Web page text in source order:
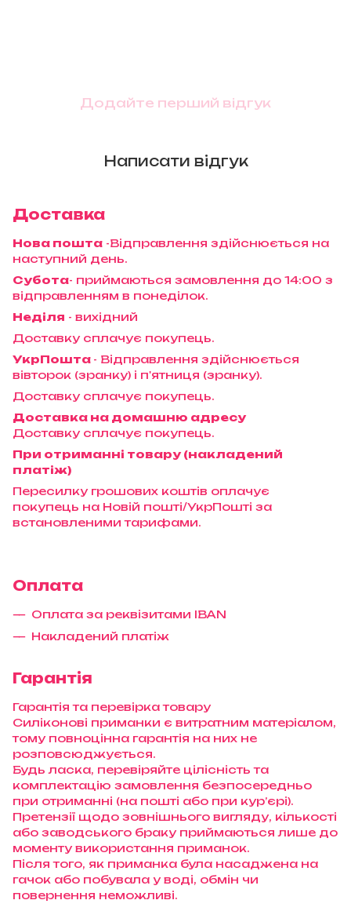
Додайте перший відгук
Написати відгук
Доставка
Нова пошта -Відправлення здійснюється на
наступний день.
Субота- приймаються замовлення до 14:00 з
відправленням в понеділок.
Неділя - вихідний
Доставку сплачує покупець.
УкрПошта - Відправлення здійснюється
вівторок (зранку) і п'ятниця (зранку).
Доставку сплачує покупець.
Доставка на домашню адресу
Доставку сплачує покупець.
При отриманні товару (накладений
платіж)
Пересилку грошових коштів оплачує
покупець на Новій пошті/УкрПошті за
встановленими тарифами.
Оплата
Оплата за реквізитами IBAN
Накладений платіж
Гарантія
Гарантія та перевірка товару
Силіконові приманки є витратним матеріалом,
тому повноцінна гарантія на них не
розповсюджується.
Будь ласка, перевіряйте цілісність та
комплектацію замовлення безпосередньо
при отриманні (на пошті або при кур’єрі).
Претензії щодо зовнішнього вигляду, кількості
або заводського браку приймаються лише до
моменту використання приманок.
Після того, як приманка була насаджена на
гачок або побувала у воді, обмін чи
повернення неможливі.